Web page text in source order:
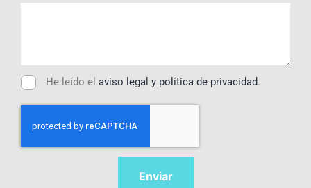
He leído el aviso legal y política de privacidad.
Enviar